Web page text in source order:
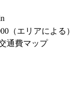
（エリアによる）